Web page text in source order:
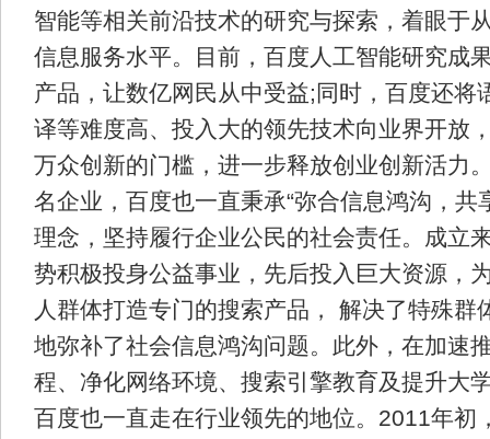
智能等相关前沿技术的研究与探索，着眼于
信息服务水平。目前，百度人工智能研究成
产品，让数亿网民从中受益;同时，百度还将
译等难度高、投入大的领先技术向业界开放
万众创新的门槛，进一步释放创业创新活力
名企业，百度也一直秉承“弥合信息鸿沟，共
理念，坚持履行企业公民的社会责任。成立
势积极投身公益事业，先后投入巨大资源，
人群体打造专门的搜索产品， 解决了特殊群
地弥补了社会信息鸿沟问题。此外，在加速
程、净化网络环境、搜索引擎教育及提升大
百度也一直走在行业领先的地位。2011年初